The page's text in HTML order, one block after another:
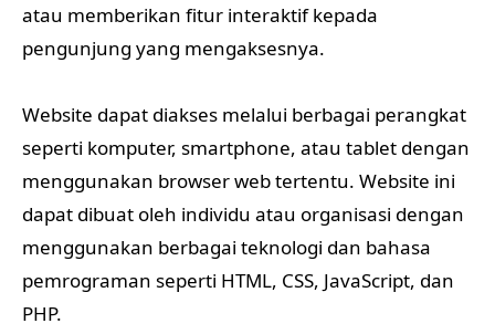
atau memberikan fitur interaktif kepada
pengunjung yang mengaksesnya.
Website dapat diakses melalui berbagai perangkat
seperti komputer, smartphone, atau tablet dengan
menggunakan browser web tertentu. Website ini
dapat dibuat oleh individu atau organisasi dengan
menggunakan berbagai teknologi dan bahasa
pemrograman seperti HTML, CSS, JavaScript, dan
PHP.